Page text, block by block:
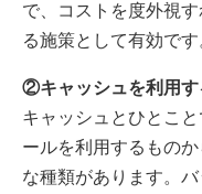
で、コストを度外視
る施策として有効です
②キャッシュを利用す
キャッシュとひとこ
ールを利用するもの
な種類があります。